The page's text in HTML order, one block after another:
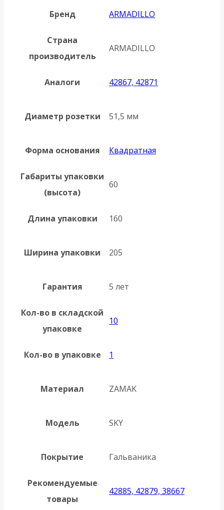
Бренд ARMADILLO
Страна
производитель
ARMADILLO
Аналоги 42867, 42871
Диаметр розетки 51,5 мм
Форма основания Квадратная
Габариты упаковки
(высота)
60
Длина упаковки 160
Ширина упаковки 205
Гарантия 5 лет
Кол-во в складской
упаковке
10
Кол-во в упаковке 1
Материал ZAMAK
Модель SKY
Покрытие Гальваника
Рекомендуемые
товары
42885, 42879, 38667